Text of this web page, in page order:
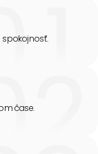
čase.